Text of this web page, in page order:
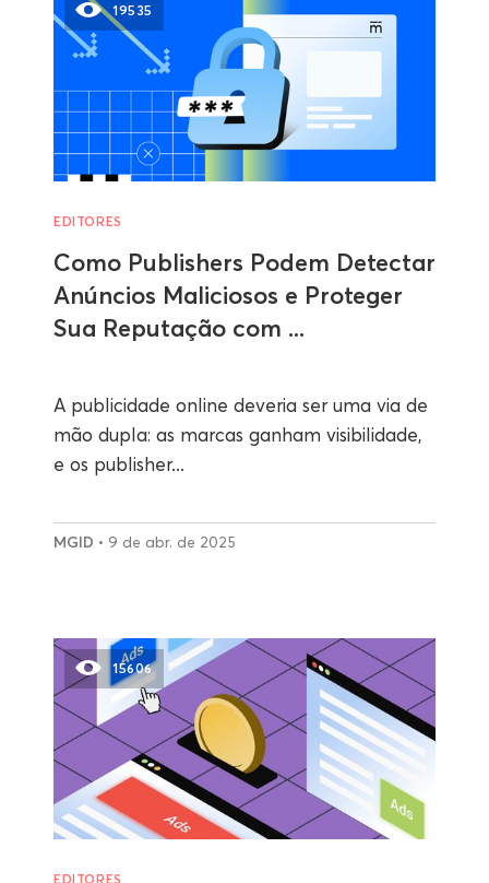
19535
EDITORES
Como Publishers Podem Detectar
Anúncios Maliciosos e Proteger
Sua Reputação com ...
A publicidade online deveria ser uma via de
mão dupla: as marcas ganham visibilidade,
e os publisher...
MGID • 9 de abr. de 2025
15606
EDITORES